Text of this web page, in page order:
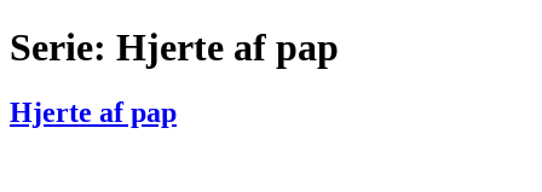
Serie: Hjerte af pap
Hjerte af pap